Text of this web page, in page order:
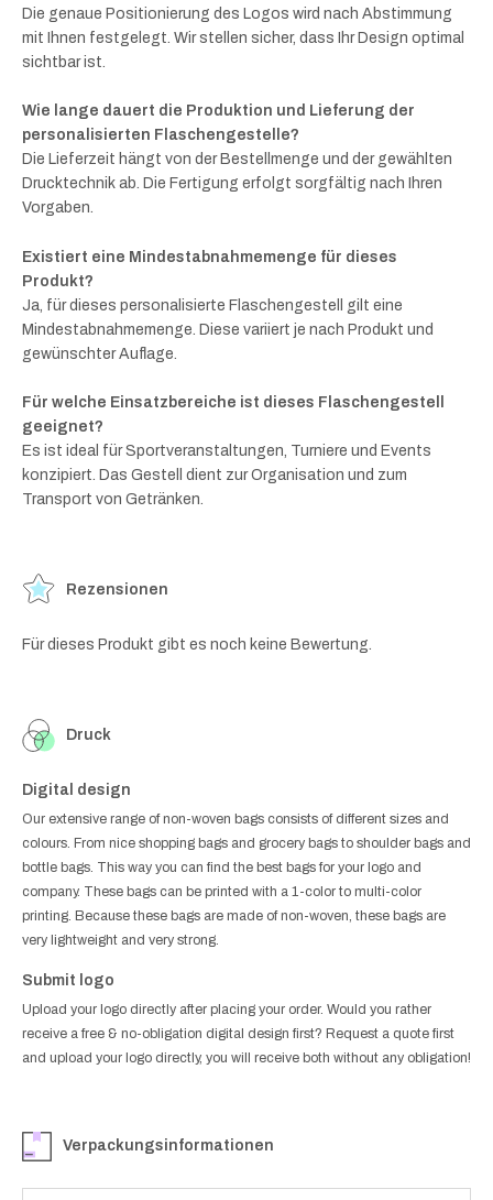
Die genaue Positionierung des Logos wird nach Abstimmung
mit Ihnen festgelegt. Wir stellen sicher, dass Ihr Design optimal
sichtbar ist.
Wie lange dauert die Produktion und Lieferung der
personalisierten Flaschengestelle?
Die Lieferzeit hängt von der Bestellmenge und der gewählten
Drucktechnik ab. Die Fertigung erfolgt sorgfältig nach Ihren
Vorgaben.
Existiert eine Mindestabnahmemenge für dieses
Produkt?
Ja, für dieses personalisierte Flaschengestell gilt eine
Mindestabnahmemenge. Diese variiert je nach Produkt und
gewünschter Auflage.
Für welche Einsatzbereiche ist dieses Flaschengestell
geeignet?
Es ist ideal für Sportveranstaltungen, Turniere und Events
konzipiert. Das Gestell dient zur Organisation und zum
Transport von Getränken.
Rezensionen
Für dieses Produkt gibt es noch keine Bewertung.
Druck
Digital design
Our extensive range of non-woven bags consists of different sizes and
colours. From nice shopping bags and grocery bags to shoulder bags and
bottle bags. This way you can find the best bags for your logo and
company. These bags can be printed with a 1-color to multi-color
printing. Because these bags are made of non-woven, these bags are
very lightweight and very strong.
Submit logo
Upload your logo directly after placing your order. Would you rather
receive a free & no-obligation digital design first? Request a quote first
and upload your logo directly, you will receive both without any obligation!
Verpackungsinformationen